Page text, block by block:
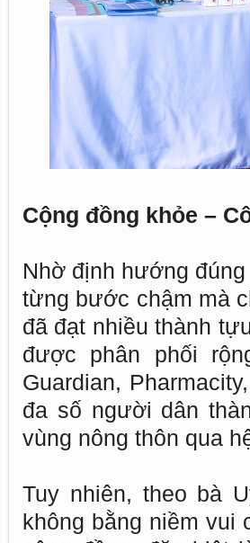
Cộng đồng khỏe –
Nhờ định hướng
từng bước chậm mà
đã đạt nhiều thành
được phân phối
Guardian,
đa số người dân
vùng nông thôn qua
Tuy nhiên, theo bà
không bằng niềm vui